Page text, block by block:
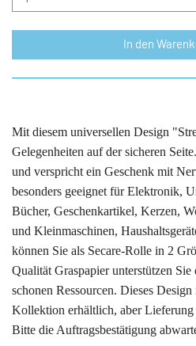
In den
Mit diesem universellen Design
Gelegenheiten auf der sicheren
und verspricht ein Geschenk mit
besonders geeignet für Elektronik,
Bücher, Geschenkartikel, Kerzen,
und Kleinmaschinen,
können Sie als Secare-Rolle in 2
Qualität Graspapier unterstützen
schonen Ressourcen. Dieses
Kollektion erhältlich, aber Lieferung
Bitte die Auftragsbestätigung